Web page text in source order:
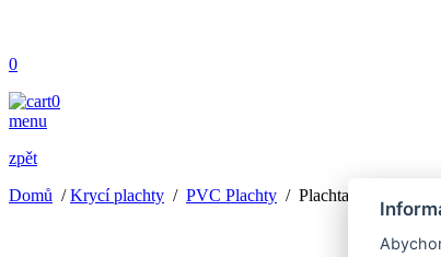
0
0
menu
zpět
Domů /Krycí plachty / PVC Plachty / Plachta s oky z